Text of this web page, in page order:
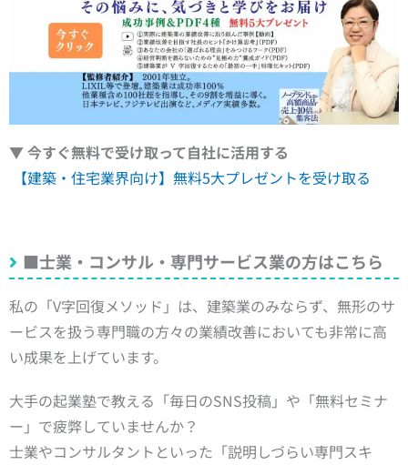
▼ 今すぐ無料で受け取って自社に活用する
【建築・住宅業界向け】無料5大プレゼントを受け取る
■士業・コンサル・専門サービス業の方はこちら
私の「V字回復メソッド」は、建築業のみならず、無形のサ
ービスを扱う専門職の方々の業績改善においても非常に高
い成果を上げています。
大手の起業塾で教える「毎日のSNS投稿」や「無料セミナ
ー」で疲弊していませんか？
士業やコンサルタントといった「説明しづらい専門スキ